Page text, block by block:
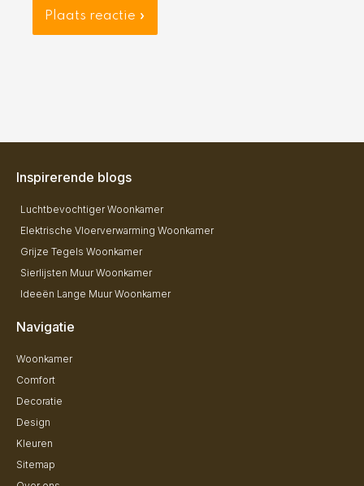
Inspirerende blogs
Luchtbevochtiger Woonkamer
Elektrische Vloerverwarming Woonkamer
Grijze Tegels Woonkamer
Sierlijsten Muur Woonkamer
Ideeën Lange Muur Woonkamer
Navigatie
Woonkamer
Comfort
Decoratie
Design
Kleuren
Sitemap